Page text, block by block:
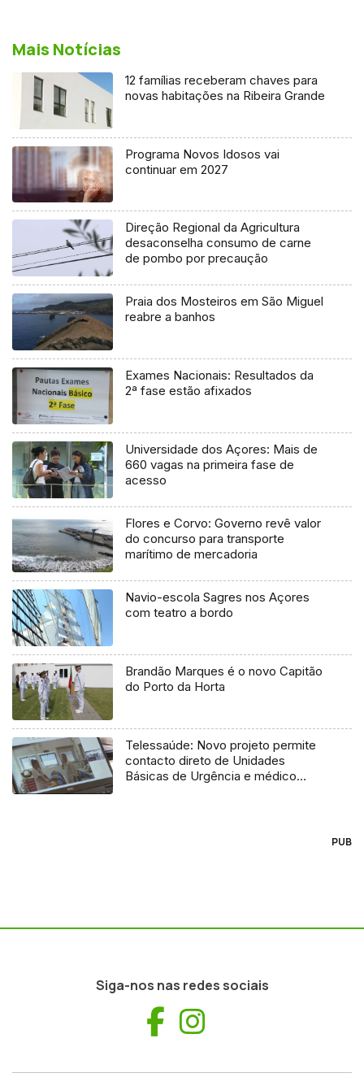
Mais Notícias
12 famílias receberam chaves para
novas habitações na Ribeira Grande
Programa Novos Idosos vai
continuar em 2027
Direção Regional da Agricultura
desaconselha consumo de carne
de pombo por precaução
Praia dos Mosteiros em São Miguel
reabre a banhos
Exames Nacionais: Resultados da
2ª fase estão afixados
Universidade dos Açores: Mais de
660 vagas na primeira fase de
acesso
Flores e Corvo: Governo revê valor
do concurso para transporte
marítimo de mercadoria
Navio-escola Sagres nos Açores
com teatro a bordo
Brandão Marques é o novo Capitão
do Porto da Horta
Telessaúde: Novo projeto permite
contacto direto de Unidades
Básicas de Urgência e médico
PUB
Siga-nos nas redes sociais
Facebook